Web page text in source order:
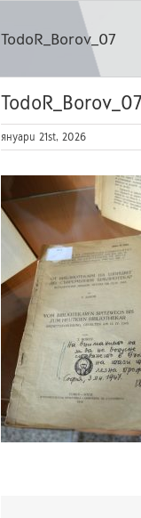
TodoR_Borov_07
TodoR_Borov_07
януари 21st, 2026